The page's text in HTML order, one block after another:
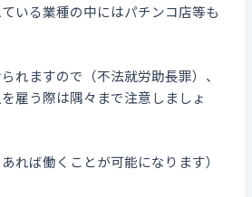
いる業種の中にはパチンコ店等も
れますので（不法就労助長罪）、
雇う際は隅々まで注意しましょ
れば働くことが可能になります）